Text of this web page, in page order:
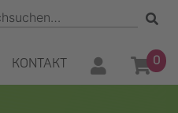
KONTAKT 0